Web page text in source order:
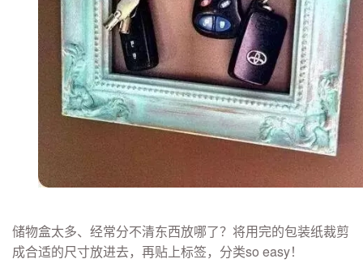
储物盒太多、经常分不清东西放哪了？将用完的包装纸裁剪
成合适的尺寸放进去，再贴上标签，分类so easy！